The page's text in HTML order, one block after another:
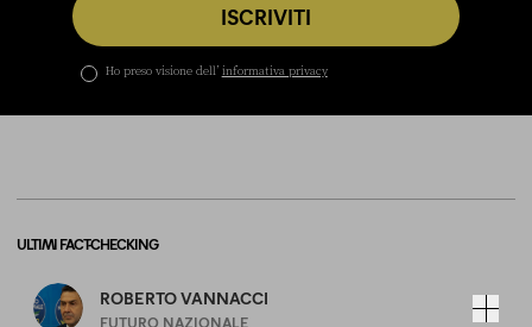
ISCRIVITI
Ho preso visione dell’ informativa privacy
ULTIMI FACT-CHECKING
ROBERTO VANNACCI
FUTURO NAZIONALE